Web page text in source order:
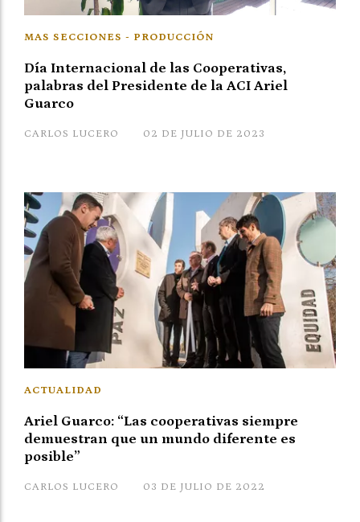
Día Internacional de las Cooperativas,
palabras del Presidente de la ACI Ariel
Guarco
CARLOS LUCERO
MAS SECCIONES - PRODUCCIÓN
02 DE JULIO DE 2023
Ariel Guarco: “Las cooperativas siempre
demuestran que un mundo diferente es
posible”
CARLOS LUCERO
ACTUALIDAD
03 DE JULIO DE 2022